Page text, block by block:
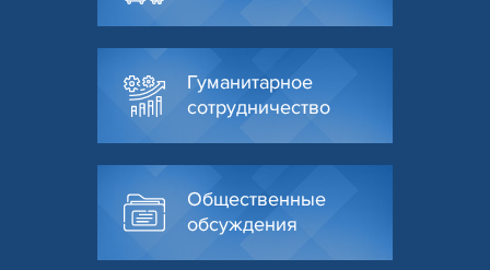
Гуманитарное
сотрудничество
Общественные
обсуждения